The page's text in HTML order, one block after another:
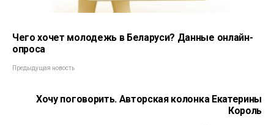
Чего хочет молодежь в Беларуси? Данные онлайн-
опроса
Предыдущая новость
Хочу поговорить. Авторская колонка Екатерины
Король